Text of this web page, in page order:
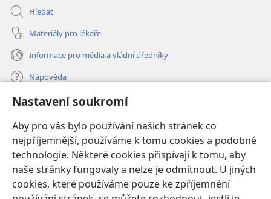
Nastavení soukromí
Aby pro vás bylo používání našich stránek co
nejpříjemnější, používáme k tomu cookies a podobné
technologie. Některé cookies přispívají k tomu, aby
naše stránky fungovaly a nelze je odmítnout. U jiných
cookies, které používáme pouze ke zpříjemnění
Hledat
Materiály pro lékaře
Informace pro média a vládní úředníky
Nápověda
Dary
nové
okno) ONLINE KNIHOVNA Strážné věže
(otevřeno
nové
okno)JW Hub®
(otevřeno
nové
okno)JW Library ®